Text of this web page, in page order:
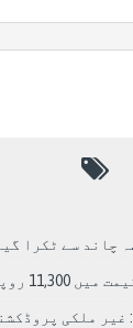
چاند سے ٹکرا
کا اضافہ
غیر ملکی